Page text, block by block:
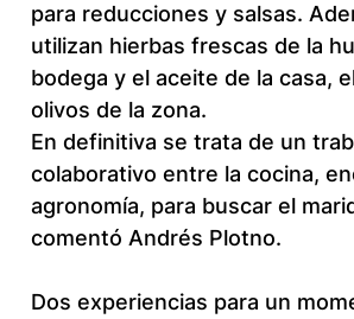
para reducciones y salsas.
utilizan hierbas frescas de la
bodega y el aceite de la casa,
olivos de la zona.
En definitiva se trata de un
colaborativo entre la cocina,
agronomía, para buscar el
comentó Andrés Plotno.
Dos experiencias para un